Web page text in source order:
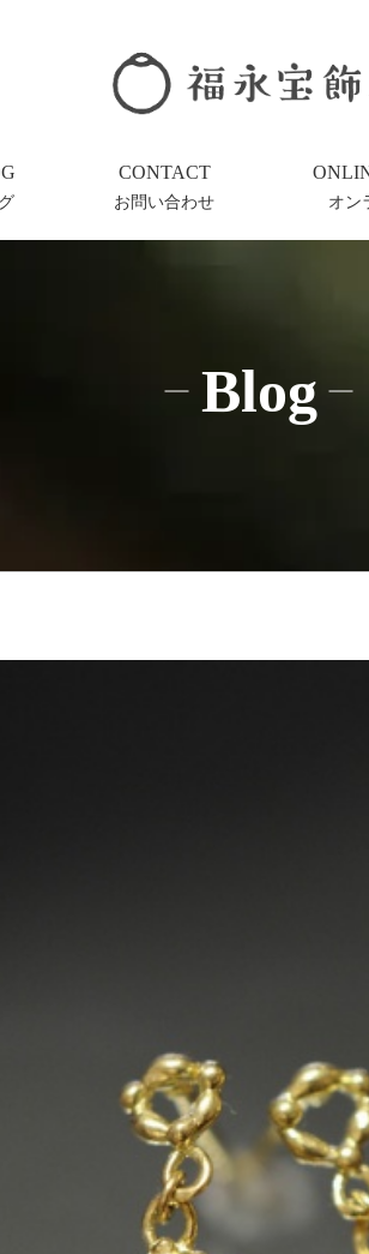
CONTACT
お問い合わせ オン
Blog